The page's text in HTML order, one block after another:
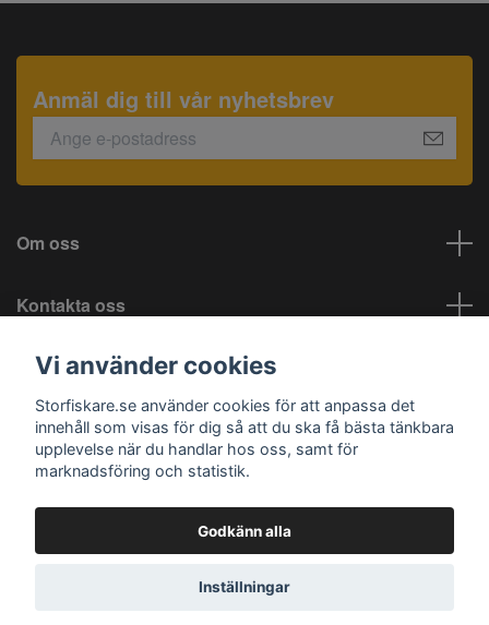
Anmäl dig till vår nyhetsbrev
Om oss
Kontakta oss
Information
Sociala medier
© 2026 Storfiskare.se
Vi använder cookies
Storfiskare.se använder cookies för att anpassa det
innehåll som visas för dig så att du ska få bästa tänkbara
upplevelse när du handlar hos oss, samt för
marknadsföring och statistik.
Godkänn alla
Inställningar